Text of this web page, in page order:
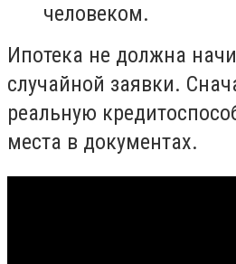
человеком.
Ипотека не должна
случайной заявки.
реальную
места в документах.